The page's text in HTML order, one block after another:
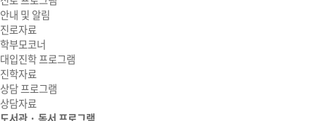
안내 및 알림
진로자료
학부모코너
대입진학 프로그램
진학자료
상담 프로그램
상담자료
도서관 · 독서 프로그램